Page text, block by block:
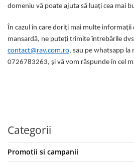
domeniu vă poate ajuta să luați cea mai
În cazul în care doriți mai multe informații
mansardă, ne puteți trimite întrebările
contact@rav.com.ro, sau pe whatsapp la
0726783263, și vă vom răspunde în cel
Categorii
Promotii si campanii